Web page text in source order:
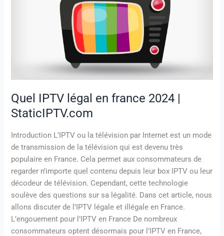
Quel IPTV légal en france 2024 |
StaticIPTV.com
Introduction L’IPTV ou la télévision par Internet est un mode
de transmission de la télévision qui est devenu très
populaire en France. Cela permet aux consommateurs de
regarder n’importe quel contenu depuis leur box IPTV ou leur
décodeur de télévision. Cependant, cette technologie
soulève des questions sur sa légalité. Dans cet article, nous
allons discuter de l’IPTV légale et illégale en France.
L’engouement pour l’IPTV en France De nombreux
consommateurs optent désormais pour l’IPTV en France,
StaticIPTV.com